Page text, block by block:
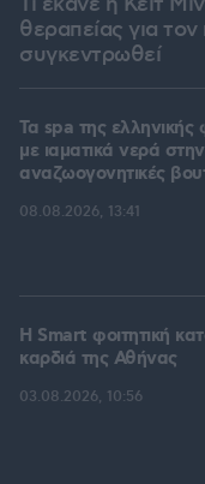
θεραπείας για
συγκεντρωθεί
Τα spa της
με ιαματικά νερά
αναζωογονητικές
08.08.2026, 13:41
Η Smart φοιτητική
καρδιά της Αθήνας
03.08.2026, 10:56